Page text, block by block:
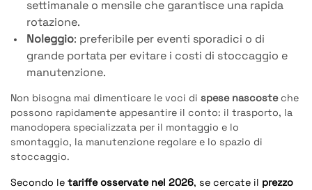
settimanale o mensile che garantisce una rapida
rotazione.
Noleggio: preferibile per eventi sporadici o di
grande portata per evitare i costi di stoccaggio e
manutenzione.
Non bisogna mai dimenticare le voci di spese nascosteche
possono rapidamente appesantire il conto: il trasporto, la
manodopera specializzata per il montaggio e lo
smontaggio, la manutenzione regolare e lo spazio di
stoccaggio.
Secondo le tariffe osservate nel 2026, se cercate il prezzo